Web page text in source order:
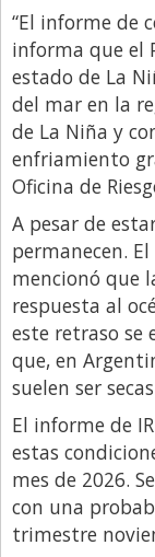
Libro de Quejas
Medios
Millonarios
Minuto
Negocios
País
Política
Publicidad y
Real Estate y
Responsabilidad
Salidas
Santa Fe
Show Business
“El informe de
informa que el
estado de La
del mar en la
de La Niña y
enfriamiento
Oficina de
A pesar de
permanecen.
mencionó que
respuesta al
este retraso se
que, en
suelen ser
El informe de
estas
mes de 2026.
con una
trimestre